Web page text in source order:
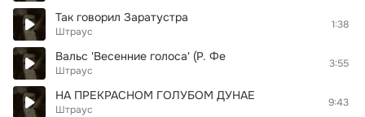
Так говорил Заратустра
Штраус
1:38
Вальс 'Весенние голоса' (Р. Фе
Штраус
3:55
НА ПРЕКРАСНОМ ГОЛУБОМ ДУНАЕ
Штраус
9:43